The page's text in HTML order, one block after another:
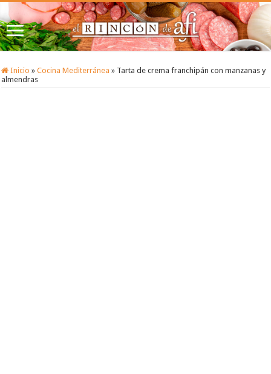
Inicio » Cocina Mediterránea » Tarta de crema franchipán con manzanas y
almendras